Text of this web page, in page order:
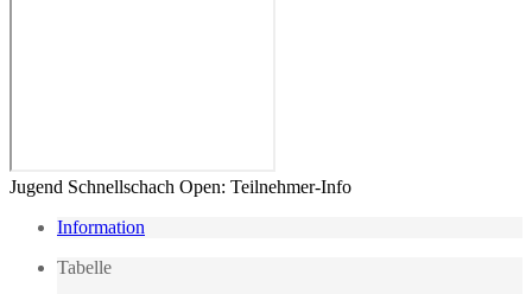
Jugend Schnellschach Open: Teilnehmer-Info
Information
Tabelle